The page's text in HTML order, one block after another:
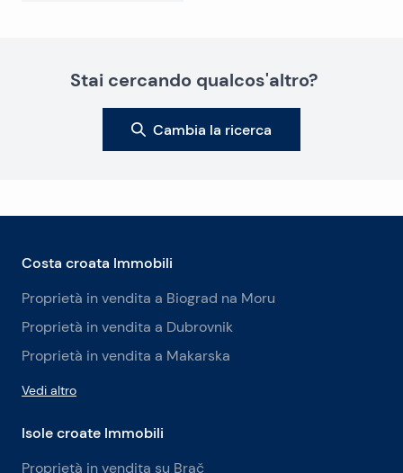
Stai cercando qualcos'altro?
Cambia la ricerca
Costa croata Immobili
Proprietà in vendita a Biograd na Moru
Proprietà in vendita a Dubrovnik
Proprietà in vendita a Makarska
Vedi altro
Isole croate Immobili
Proprietà in vendita su Brač